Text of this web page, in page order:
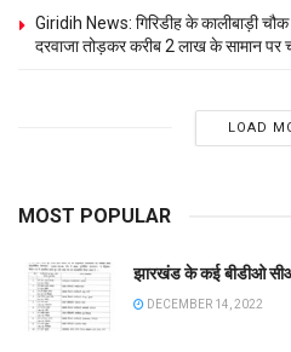
Giridih News: गिरिडीह के कालीबाड़ी चौक
दरवाजा तोड़कर करीब 2 लाख के सामान पर
LOAD
MOST POPULAR
झारखंड के कई बीडीओ
DECEMBER 14, 2022